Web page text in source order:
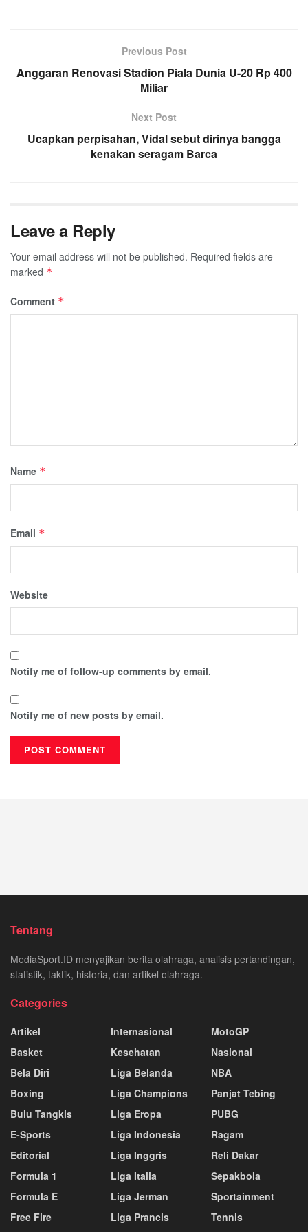
Previous Post
Anggaran Renovasi Stadion Piala Dunia U-20 Rp 400
Miliar
Next Post
Ucapkan perpisahan, Vidal sebut dirinya bangga
kenakan seragam Barca
Leave a Reply
Your email address will not be published. Required fields are
marked *
Comment *
Name *
Email *
Website
Notify me of follow-up comments by email.
Notify me of new posts by email.
Tentang
MediaSport.ID menyajikan berita olahraga, analisis pertandingan,
statistik, taktik, historia, dan artikel olahraga.
Categories
Artikel
Basket
Bela Diri
Boxing
Bulu Tangkis
E-Sports
Editorial
Formula 1
Formula E
Free Fire
Internasional
Kesehatan
Liga Belanda
Liga Champions
Liga Eropa
Liga Indonesia
Liga Inggris
Liga Italia
Liga Jerman
Liga Prancis
MotoGP
Nasional
NBA
Panjat Tebing
PUBG
Ragam
Reli Dakar
Sepakbola
Sportainment
Tennis